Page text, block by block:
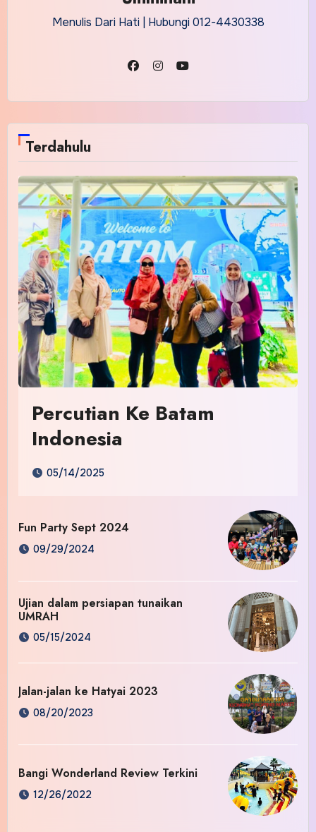
Menulis Dari Hati | Hubungi 012-4430338
Terdahulu
Percutian Ke Batam
Indonesia
05/14/2025
Fun Party Sept 2024
09/29/2024
Ujian dalam persiapan tunaikan
UMRAH
05/15/2024
Jalan-jalan ke Hatyai 2023
08/20/2023
Bangi Wonderland Review Terkini
12/26/2022